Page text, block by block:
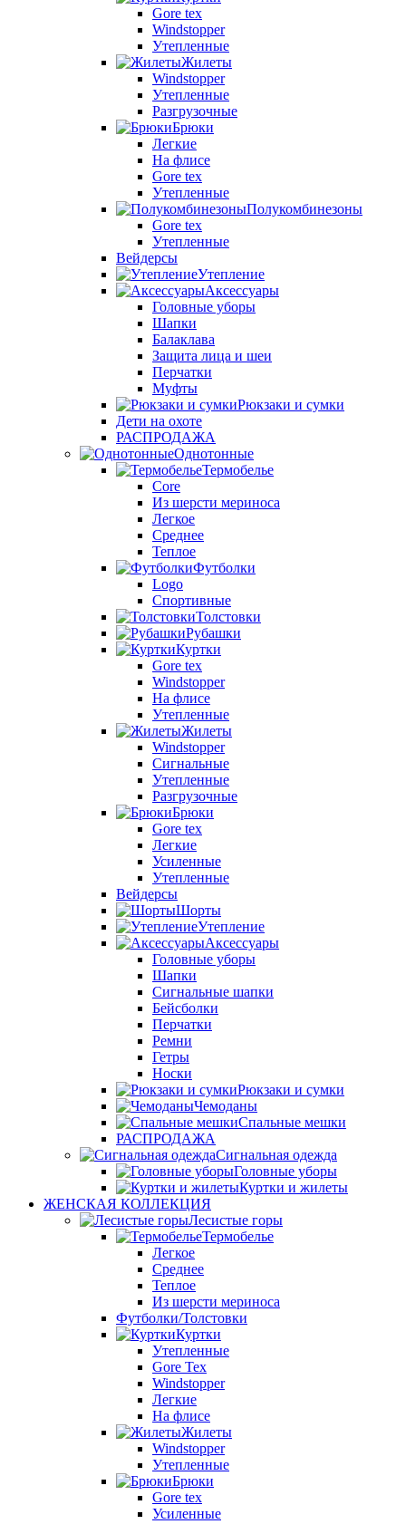
Gore tex
Windstopper
Утепленные
Жилеты
Windstopper
Утепленные
Разгрузочные
Брюки
Легкие
На флисе
Gore tex
Утепленные
Полукомбинезоны
Gore tex
Утепленные
Вейдерсы
Утепление
Аксессуары
Головные уборы
Шапки
Балаклава
Защита лица и шеи
Перчатки
Муфты
Рюкзаки и сумки
Дети на охоте
РАСПРОДАЖА
Однотонные
Термобелье
Core
Из шерсти мериноса
Легкое
Среднее
Теплое
Футболки
Logo
Спортивные
Толстовки
Рубашки
Куртки
Gore tex
Windstopper
На флисе
Утепленные
Жилеты
Windstopper
Сигнальные
Утепленные
Разгрузочные
Брюки
Gore tex
Легкие
Усиленные
Утепленные
Вейдерсы
Шорты
Утепление
Аксессуары
Головные уборы
Шапки
Сигнальные шапки
Бейсболки
Перчатки
Ремни
Гетры
Носки
Рюкзаки и сумки
Чемоданы
Спальные мешки
РАСПРОДАЖА
Сигнальная одежда
Головные уборы
Куртки и жилеты
ЖЕНСКАЯ КОЛЛЕКЦИЯ
Лесистые горы
Термобелье
Легкое
Среднее
Теплое
Из шерсти мериноса
Футболки/Толстовки
Куртки
Утепленные
Gore Tex
Windstopper
Легкие
На флисе
Жилеты
Windstopper
Утепленные
Брюки
Gore tex
Усиленные